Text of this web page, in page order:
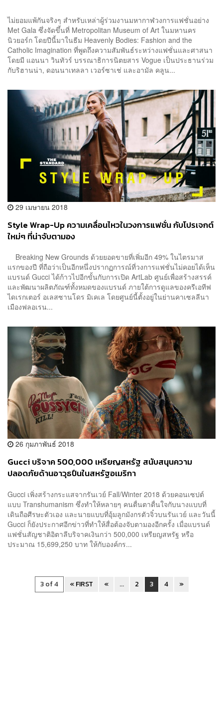
ไม่ยอมแพ้กันจริงๆ สำหรับเหล่าผู้ร่วมงานมหากาฬวงการแฟชั่นอย่าง
Met Gala ซึ่งจัดขึ้นที่ Metropolitan Museum of Art ในมหานคร
นิวยอร์ก โดยปีนี้มาในธีม Heavenly Bodies: Fashion and the
Catholic Imagination ที่พูดถึงความสัมพันธ์ระหว่างแฟชั่นและศาสนา
โดยมี แอนนา วินทัวร์ บรรณาธิการนิตยสาร Vogue เป็นประธานร่วม
กับริฮานน่า, ดอนนาเทลลา เวอร์ซาเช่ และอามัล คลูน...
29 เมษายน 2018
Style Wrap-Up ความเคลื่อนไหวในวงการแฟชั่น กับโปรเจกต์
ใหม่ๆ ที่น่าจับตามอง
Breaking New Grounds ด้วยยอดขายที่เพิ่มอีก 49% ในไตรมาส
แรกของปี ที่ถือว่าเป็นอีกหนึ่งปรากฏการณ์ที่วงการแฟชั่นไม่คอยได้เห็น
แบรนด์ Gucci ได้ก้าวไปอีกขั้นกับการเปิด ArtLab ศูนย์เพื่อสร้างสรรค์
และพัฒนาผลิตภัณฑ์ทั้งหมดของแบรนด์ ภายใต้การดูแลของครีเอทีฟ
ไดเรกเตอร์ อเลสซานโดร มิเคเล โดยศูนย์นี้ตั้งอยู่ในย่านคาเซลลีนา
เมืองฟลอเรน...
26 กุมภาพันธ์ 2018
Gucci บริจาค 500,000 เหรียญสหรัฐ สนับสนุนความ
ปลอดภัยด้านอาวุธปืนในสหรัฐอเมริกา
Gucci เพิ่งสร้างกระแสจากรันเวย์ Fall/Winter 2018 ด้วยคอนเซปต์
แบบ Transhumanism ซึ่งทำให้หลายๆ คนตื่นตาตื่นใจกับนางแบบที่
เดินถือศีรษะตัวเอง และนายแบบที่อุ้มลูกมังกรตัวจิ๋วบนรันเวย์ และวันนี้
Gucci ก็ยังประกาศอีกข่าวที่ทำให้สื่อต้องจับตามองอีกครั้ง เมื่อแบรนด์
แฟชั่นสัญชาติอิตาลีบริจาคเงินกว่า 500,000 เหรียญสหรัฐ หรือ
ประมาณ 15,699,250 บาท ให้กับองค์กร...
3 of 4 « FIRST « ... 2 3 4 »